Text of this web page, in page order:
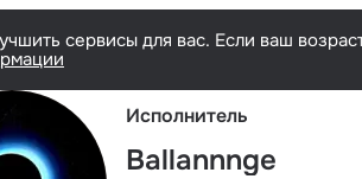
сервисы для вас. Если ваш
Исполнитель
Ballannnge